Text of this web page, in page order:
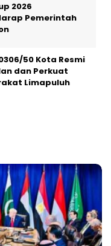
2026
Pemerintah
50 Kota Resmi
dan Perkuat
Limapuluh